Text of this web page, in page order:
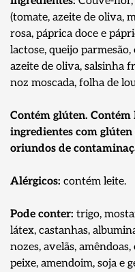
(tomate, azeite de oliva,
rosa, páprica doce e
lactose, queijo
azeite de oliva, salsinha
noz moscada, folha de
Contém glúten. Contém
ingredientes com
oriundos de
Alérgicos: contém leite.
Pode conter: trigo,
látex, castanhas,
nozes, avelãs,
peixe, amendoim, soja e